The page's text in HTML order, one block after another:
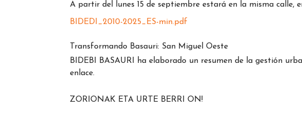
A partir del lunes 15 de septiembre estará en la misma calle,
BIDEDI_2010-2025_ES-min.pdf
Transformando Basauri: San Miguel Oeste
BIDEBI BASAURI ha elaborado un resumen de la gestión
enlace.
ZORIONAK ETA URTE BERRI ON!